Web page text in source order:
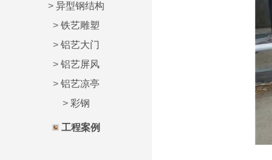
> 异型钢结构
> 铁艺雕塑
> 铝艺大门
> 铝艺屏风
> 铝艺凉亭
> 彩钢
工程案例